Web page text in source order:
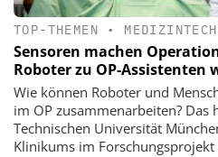
TOP-THEMEN •
Sensoren machen
Roboter zu OP-Assistenten
Wie können Roboter und
im OP zusammenarbeiten? Das
Technischen Universität
Klinikums im Forschungsprojekt